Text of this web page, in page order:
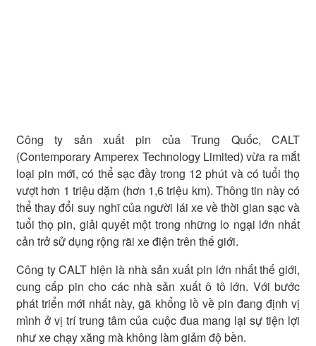
Công ty sản xuất pin của Trung Quốc, CALT
(Contemporary Amperex Technology Limited) vừa ra mắt
loại pin mới, có thể sạc đầy trong 12 phút và có tuổi thọ
vượt hơn 1 triệu dặm (hơn 1,6 triệu km). Thông tin này có
thể thay đổi suy nghĩ của người lái xe về thời gian sạc và
tuổi thọ pin, giải quyết một trong những lo ngại lớn nhất
cản trở sử dụng rộng rãi xe điện trên thế giới.
Công ty CALT hiện là nhà sản xuất pin lớn nhất thế giới,
cung cấp pin cho các nhà sản xuất ô tô lớn. Với bước
phát triển mới nhất này, gã khổng lồ về pin đang định vị
mình ở vị trí trung tâm của cuộc đua mang lại sự tiện lợi
như xe chạy xăng mà không làm giảm độ bền.